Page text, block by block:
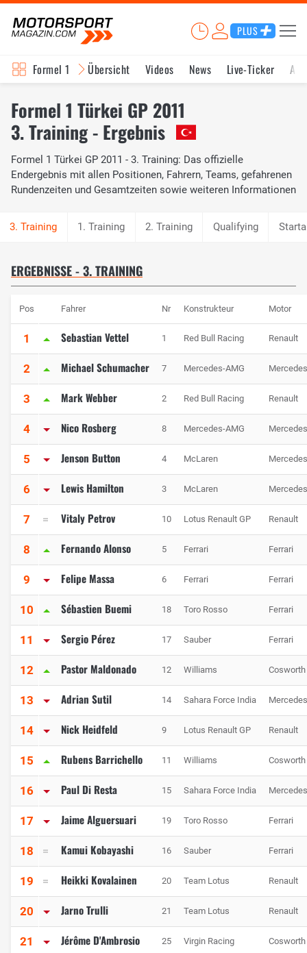
PLUS
Formel 1 Übersicht Videos News Live-Ticker
Formel 1 Türkei GP 2011
3. Training - Ergebnis
Formel 1 Türkei GP 2011 - 3. Training: Das offizielle
Endergebnis mit allen Positionen, Fahrern, Teams, gefahrenen
Rundenzeiten und Gesamtzeiten sowie weiteren Informationen
1. Training 2. Training Qualifying
ERGEBNISSE - 3. TRAINING
Pos Fahrer Nr Konstrukteur Motor
1 Sebastian Vettel 1 Red Bull Racing Renault
2 Michael Schumacher 7 Mercedes-AMG Mercedes
3 Mark Webber 2 Red Bull Racing Renault
4 Nico Rosberg 8 Mercedes-AMG Mercedes
5 Jenson Button 4 McLaren Mercedes
6 Lewis Hamilton 3 McLaren Mercedes
7 Vitaly Petrov 10 Lotus Renault GP Renault
8 Fernando Alonso 5 Ferrari Ferrari
9 Felipe Massa 6 Ferrari Ferrari
10 Sébastien Buemi 18 Toro Rosso Ferrari
11 Sergio Pérez 17 Sauber Ferrari
12 Pastor Maldonado 12 Williams Cosworth
13 Adrian Sutil 14 Sahara Force India Mercedes
14 Nick Heidfeld 9 Lotus Renault GP Renault
15 Rubens Barrichello 11 Williams Cosworth
16 Paul Di Resta 15 Sahara Force India Mercedes
17 Jaime Alguersuari 19 Toro Rosso Ferrari
18 Kamui Kobayashi 16 Sauber Ferrari
19 Heikki Kovalainen 20 Team Lotus Renault
20 Jarno Trulli 21 Team Lotus Renault
21 Jérôme D'Ambrosio 25 Virgin Racing Cosworth